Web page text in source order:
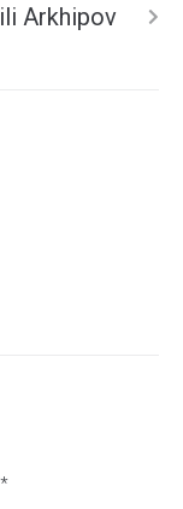
Arkhipov
*